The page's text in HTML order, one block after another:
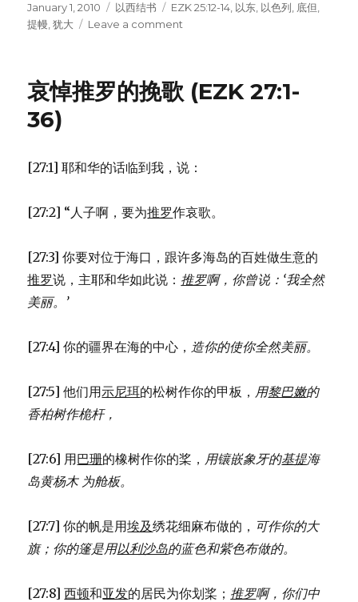
Posted
on
January 1, 2010 Categories
以西结书 Tags
EZK 25:12-14 以东 以色列 底但
提幔 ,犹大 Leave a comment
东
哀悼推罗的挽歌 (EZK 27:1-
36)
[27:1] 耶和华的话临到我，说：
[27:2] “人子啊，要为推罗作哀歌。
[27:3] 你要对位于海口，跟许多海岛的百姓做生意的
推罗说，主耶和华如此说： 推罗啊，你曾说： ‘我全然
美丽。’
[27:4] 你的疆界在海的中心， 造你的使你全然美丽。
[27:5] 他们用示尼珥的松树作你的甲板， 用黎巴嫩的
香柏树作桅杆，
[27:6] 用巴珊的橡树作你的桨， 用镶嵌象牙的基提海
岛黄杨木 为舱板。
[27:7] 你的帆是用埃及绣花细麻布做的， 可作你的大
旗； 你的篷是用以利沙岛的蓝色和紫色布做的。
[27:8]西顿和亚发的居民为你划桨； 推罗啊，你们中